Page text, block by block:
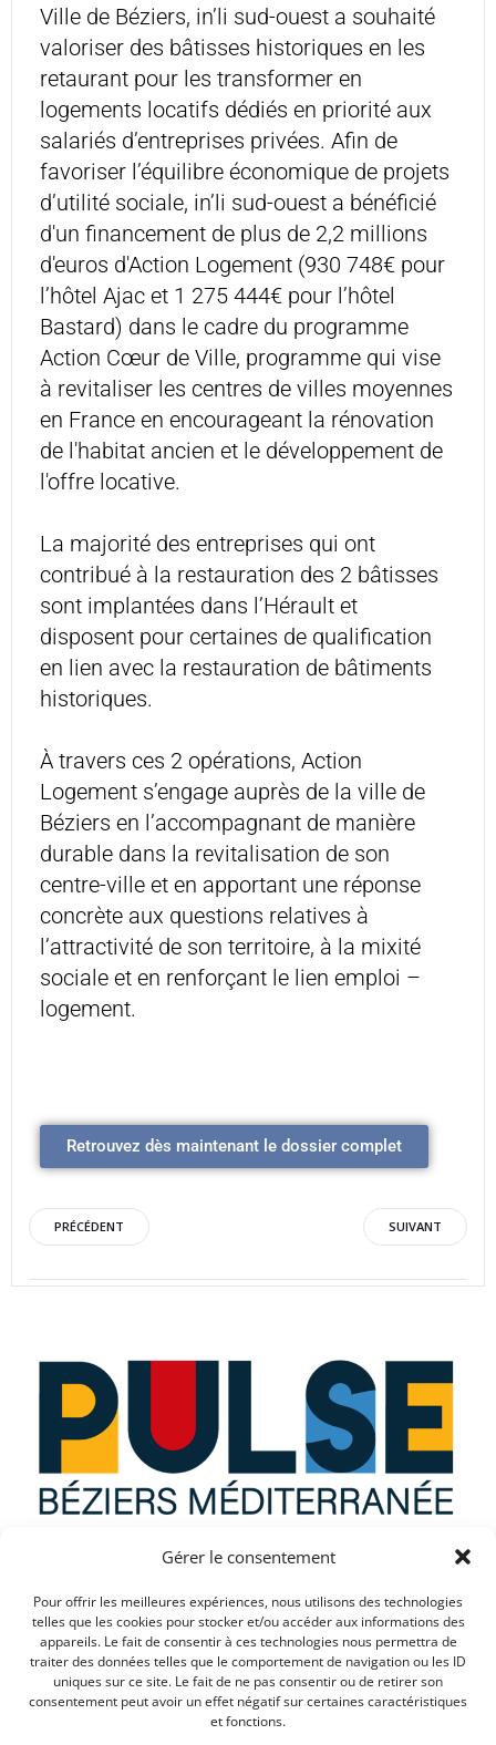
Gérer le consentement
Pour offrir les meilleures expériences, nous utilisons des technologies
telles que les cookies pour stocker et/ou accéder aux informations des
appareils. Le fait de consentir à ces technologies nous permettra de
traiter des données telles que le comportement de navigation ou les ID
uniques sur ce site. Le fait de ne pas consentir ou de retirer son
consentement peut avoir un effet négatif sur certaines caractéristiques
et fonctions.
Ville de Béziers, in’li sud-ouest a souhaité
valoriser des bâtisses historiques en les
retaurant pour les transformer en
logements locatifs dédiés en priorité aux
salariés d’entreprises privées. Afin de
favoriser l’équilibre économique de projets
d’utilité sociale, in’li sud-ouest a bénéficié
d'un financement de plus de 2,2 millions
d'euros d'Action Logement (930 748€ pour
l’hôtel Ajac et 1 275 444€ pour l’hôtel
Bastard) dans le cadre du programme
Action Cœur de Ville, programme qui vise
à revitaliser les centres de villes moyennes
en France en encourageant la rénovation
de l'habitat ancien et le développement de
l'offre locative.
La majorité des entreprises qui ont
contribué à la restauration des 2 bâtisses
sont implantées dans l’Hérault et
disposent pour certaines de qualification
en lien avec la restauration de bâtiments
historiques.
À travers ces 2 opérations, Action
Logement s’engage auprès de la ville de
Béziers en l’accompagnant de manière
durable dans la revitalisation de son
centre-ville et en apportant une réponse
concrète aux questions relatives à
l’attractivité de son territoire, à la mixité
sociale et en renforçant le lien emploi –
logement.
Retrouvez dès maintenant le dossier complet
PRÉCÉDENT SUIVANT